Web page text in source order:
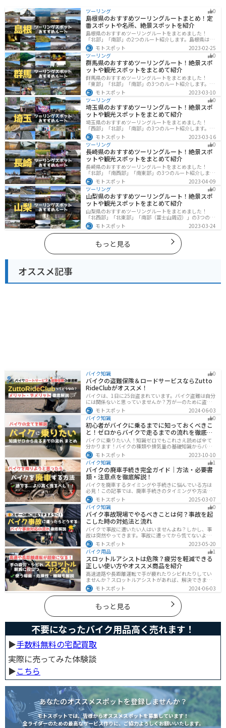
ツーリング 0
島根県のおすすめツーリングルートまとめ！定
番スポットや名所、絶景スポットを紹介
島根県のおすすめツーリングルートをまとめました！
「北部」「南部」の2つのルート紹介します。島根県は、
海と山が近く、1日で全然違う景色を堪能することができ
ます。バイクで島根県にツーリングに行く際は参考にし
てください。
モトスポット
2023-02-25
ツーリング
0
群馬県のおすすめツーリングルート！絶景スポ
ットや観光スポットをまとめて紹介
群馬県のおすすめツーリングルートをまとめました！
「東部」「北部」「南部」の3つのルート紹介します。草
津温泉や伊香保温泉など全国でも有名な温泉や豊かな自
然を満喫するツーリングができます。バイクで群馬県に
ツーリングに行く際は参考にしてください。
モトスポット
2023-03-10
ツーリング
0
埼玉県のおすすめツーリングルート！絶景スポ
ットや観光スポットをまとめて紹介
埼玉県のおすすめツーリングルートをまとめました！
「西部」「北部」「南部」の3つのルート紹介します。自
然豊かな西側と街中の東側で違った楽しみ方ができま
す。バイクで埼玉県にツーリングに行く際は参考にして
ください。
モトスポット
2023-03-16
ツーリング
0
長崎県のおすすめツーリングルート！絶景スポ
ットや観光スポットをまとめて紹介
長崎県のおすすめツーリングルートをまとめました！
「北部」「南西部」「南東部」の3つのルート紹介しま
す。国際色豊かな街並みや世界遺産、絶景ポイントが数
多く存在し、様々な楽しみ方ができます。バイクで長崎
県にツーリングに行く際は参考にしてください。
モトスポット
2023-04-09
ツーリング
0
山梨県のおすすめツーリングルート！絶景スポ
ットや観光スポットをまとめて紹介
山梨県のおすすめツーリングルートをまとめました！
「北西部」「北東部」「南部（富士山周辺）」の3つのル
ート紹介します。富士山を中心に自然豊かな景色や食事
を楽しめるスポットが多数あります。バイクで山梨県に
ツーリングに行く際は参考にしてください。
モトスポット 2023-03-24
もっと見る
オススメ記事
バイク知識 0
バイクの盗難保険＆ロードサービスならZutto
RideClubがオススメ！
バイクは、1日に25台盗まれています。バイク盗難は自分
には関係ないと思っていませんか？万が一のために盗難
保険を検討しておきましょう。この記事ではオススメの
バイク盗難保険「ZuttoRideClub」について解説します。
ロードサービスや会員限定特典などもあるので、お得な
バイク盗難保険を探している人に最適です。
モトスポット
2024-06-03
バイク知識
0
初心者がバイクに乗るまでに知っておくべきこ
と！ゼロからバイクで走るまでの流れを徹底解
説
バイクに乗りたい人！知識ゼロでもこれさえ読めば全て
分かります！バイクの種類や排気量の基礎知識からバイ
クの選び方、免許の取り方、購入、納車、その後のバイ
クライフまで全てサポートします！
モトスポット
2023-10-10
バイク知識
1
バイクの廃車手続き完全ガイド｜方法・必要書
類・注意点を徹底解説！
バイクを廃車するタイミングや手続きに悩んでいる方は
必見！この記事では、廃車手続きのタイミングや方法、
流れを解説しています。実は、手続きの注意点や業者に
依頼する際のポイントがあります。記事を読めば、バイ
クの廃車手続きがスムーズに行えるでしょう。
モトスポット
2025-03-07
バイク知識
0
バイク事故現場でやるべきことは何？事故を起
こした時の対処法と流れ
バイクで事故に遭いたい人はいませんよね？しかし、事
故は突然やってきます。事故に遭ってから慌てないよう
に対処法を知っておきましょう。自分が加害者になった
時、被害者になった時、それぞれどんな対応をすれば良
いのかまとめました。
モトスポット
2023-05-20
バイク用品
1
スロットルアシストは危険？疲労を軽減できる
正しい使い方やオススメ商品を紹介
高速道路や長距離運転で手が疲れたりシビれたりしてい
ませんか？スロットルアシストがあれば、解決できま
す。この記事ではスロットルアシストを安全に使う場
面、危険性、種類、オススメの商品について解説しま
す。長距離運転をもっと楽にしたいと思っている人は参
考にしてください。
モトスポット 2024-06-03
もっと見る
不要になったバイク用品高く売れます！
▶︎手数料無料の宅配買取
実際に売ってみた体験談
▶︎こちら
あなたのオススメスポットを登録しませんか？
モトスポットでは、皆様からオススメスポットを募集しています！
全ライダーのための最高なサービス作りに、ご協力よろしくお願いいたします。